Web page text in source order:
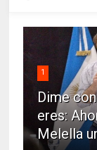
1
Dime
eres:
Melella